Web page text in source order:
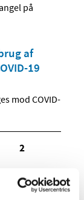
på
af
19
mod COVID-
2